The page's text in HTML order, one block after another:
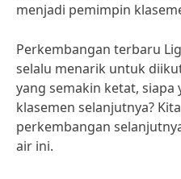
menjadi pemimpin
Perkembangan terbaru
selalu menarik untuk
yang semakin ketat,
klasemen selanjutnya?
perkembangan
air ini.